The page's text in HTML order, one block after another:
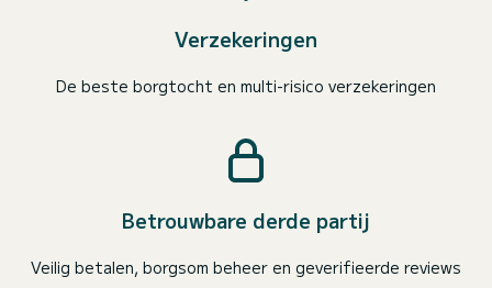
Verzekeringen
De beste borgtocht en multi-risico verzekeringen
Betrouwbare derde partij
Veilig betalen, borgsom beheer en geverifieerde reviews